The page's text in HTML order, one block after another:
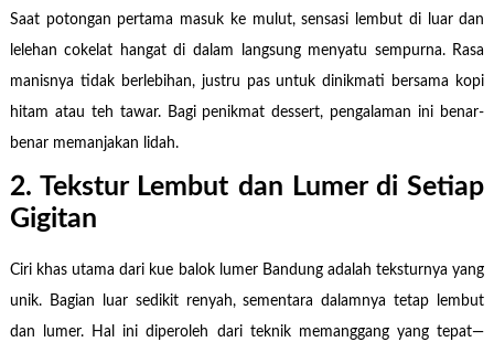
Saat potongan pertama masuk ke mulut, sensasi lembut di luar dan
lelehan cokelat hangat di dalam langsung menyatu sempurna. Rasa
manisnya tidak berlebihan, justru pas untuk dinikmati bersama kopi
hitam atau teh tawar. Bagi penikmat dessert, pengalaman ini benar-
benar memanjakan lidah.
2. Tekstur Lembut dan Lumer di Setiap
Gigitan
Ciri khas utama dari kue balok lumer Bandung adalah teksturnya yang
unik. Bagian luar sedikit renyah, sementara dalamnya tetap lembut
dan lumer. Hal ini diperoleh dari teknik memanggang yang tepat—